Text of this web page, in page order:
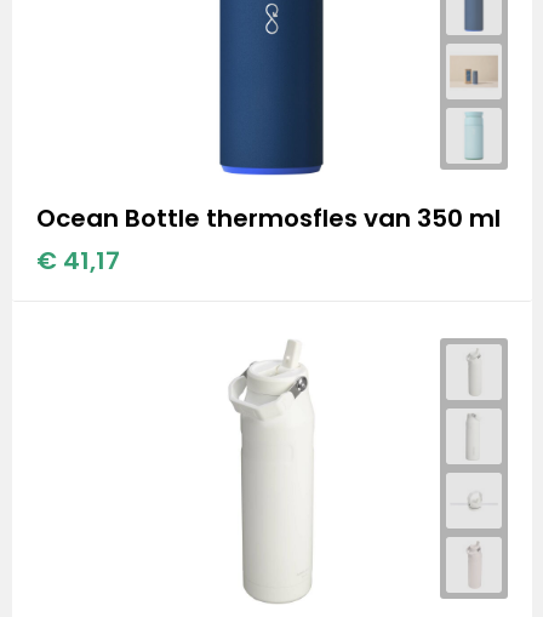
Ocean Bottle thermosfles van 350 ml
€ 41,17